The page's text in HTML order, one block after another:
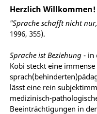
Herzlich Willkommen!
"Sprache schafft nicht
1996, 355).
Sprache ist Beziehung - in
Kobi steckt eine immense
lässt eine rein
medizinisch-
Beeinträchtigungen in